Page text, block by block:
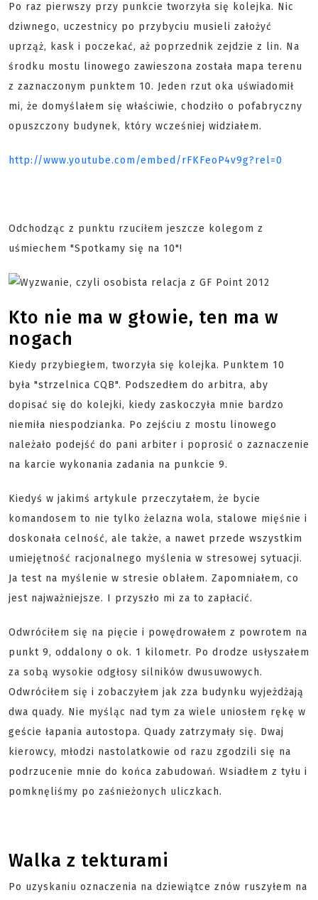
Po raz pierwszy przy punkcie tworzyła się kolejka. Nic
dziwnego, uczestnicy po przybyciu musieli założyć
uprząż, kask i poczekać, aż poprzednik zejdzie z lin. Na
środku mostu linowego zawieszona została mapa terenu
z zaznaczonym punktem 10. Jeden rzut oka uświadomił
mi, że domyślałem się właściwie, chodziło o pofabryczny
opuszczony budynek, który wcześniej widziałem.
http://www.youtube.com/embed/rFKFeoP4v9g?rel=0
Odchodząc z punktu rzuciłem jeszcze kolegom z
uśmiechem "Spotkamy się na 10"!
Kto nie ma w głowie, ten ma w
nogach
Kiedy przybiegłem, tworzyła się kolejka. Punktem 10
była "strzelnica CQB". Podszedłem do arbitra, aby
dopisać się do kolejki, kiedy zaskoczyła mnie bardzo
niemiła niespodzianka. Po zejściu z mostu linowego
należało podejść do pani arbiter i poprosić o zaznaczenie
na karcie wykonania zadania na punkcie 9.
Kiedyś w jakimś artykule przeczytałem, że bycie
komandosem to nie tylko żelazna wola, stalowe mięśnie i
doskonała celność, ale także, a nawet przede wszystkim
umiejętność racjonalnego myślenia w stresowej sytuacji.
Ja test na myślenie w stresie oblałem. Zapomniałem, co
jest najważniejsze. I przyszło mi za to zapłacić.
Odwróciłem się na pięcie i powędrowałem z powrotem na
punkt 9, oddalony o ok. 1 kilometr. Po drodze usłyszałem
za sobą wysokie odgłosy silników dwusuwowych.
Odwróciłem się i zobaczyłem jak zza budynku wyjeżdżają
dwa quady. Nie myśląc nad tym za wiele uniosłem rękę w
geście łapania autostopa. Quady zatrzymały się. Dwaj
kierowcy, młodzi nastolatkowie od razu zgodzili się na
podrzucenie mnie do końca zabudowań. Wsiadłem z tyłu i
pomknęliśmy po zaśnieżonych uliczkach.
Walka z tekturami
Po uzyskaniu oznaczenia na dziewiątce znów ruszyłem na